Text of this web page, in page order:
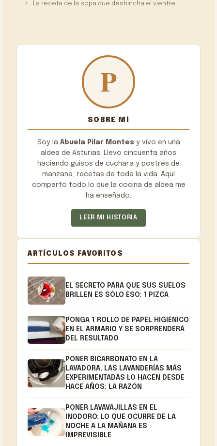
La receta de la sopa que deshincha el vientre
SOBRE MÍ
Soy la Abuela Pilar Montes y vivo en una
aldea de Asturias. Llevo cincuenta años
haciendo guisos de cuchara y postres de
manzana, recetas de toda la vida. Aquí
comparto todo lo que la cocina de aldea me
ha enseñado.
LEER MI HISTORIA
ARTÍCULOS FAVORITOS
EL SECRETO PARA QUE SUS SUELOS
BRILLEN ES SÓLO ESO: 1 PIZCA
PONGA 1 ROLLO DE PAPEL HIGIÉNICO
EN EL ARMARIO Y SE SORPRENDERÁ
DEL RESULTADO
PONER BICARBONATO EN LA
LAVADORA, LAS LAVANDERÍAS MÁS
EXPERIMENTADAS LO HACEN DESDE
HACE AÑOS: LA RAZÓN
PONER LAVAVAJILLAS EN EL
INODORO: LO QUE OCURRE DE LA
NOCHE A LA MAÑANA ES
IMPREVISIBLE